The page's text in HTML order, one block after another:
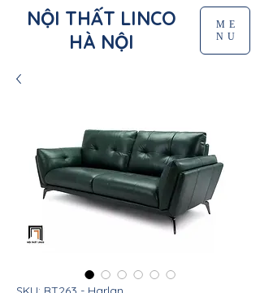
NỘI THẤT LINCO
HÀ NỘI
ME
NU